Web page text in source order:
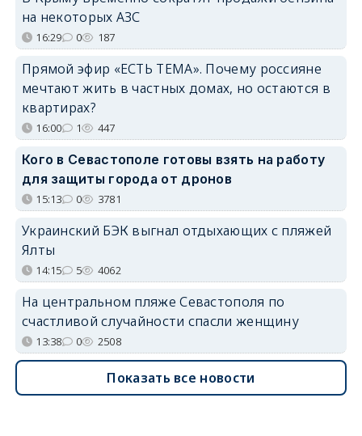
на некоторых АЗС
16:29 0 187
Прямой эфир «ЕСТЬ ТЕМА». Почему россияне
мечтают жить в частных домах, но остаются в
квартирах?
16:00 1 447
Кого в Севастополе готовы взять на работу
для защиты города от дронов
15:13 0 3781
Украинский БЭК выгнал отдыхающих с пляжей
Ялты
14:15 5 4062
На центральном пляже Севастополя по
счастливой случайности спасли женщину
13:38 0 2508
Показать все новости